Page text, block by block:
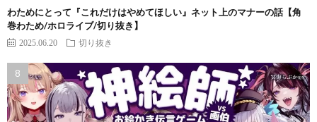
わためにとって『これだけはやめてほしい』ネット上のマナーの話【角
巻わため/ホロライブ/切り抜き】
2025.06.20 切り抜き